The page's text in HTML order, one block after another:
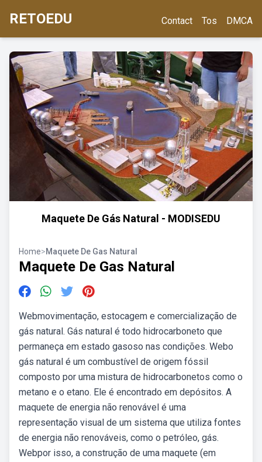
RETOEDU Contact Tos DMCA
Maquete De Gás Natural - MODISEDU
Home>Maquete De Gas Natural
Maquete De Gas Natural
Webmovimentação, estocagem e comercialização de
gás natural. Gás natural é todo hidrocarboneto que
permaneça em estado gasoso nas condições. Webo
gás natural é um combustível de origem fóssil
composto por uma mistura de hidrocarbonetos como o
metano e o etano. Ele é encontrado em depósitos. A
maquete de energia não renovável é uma
representação visual de um sistema que utiliza fontes
de energia não renováveis, como o petróleo, gás.
Webpor isso, a construção de uma maquete (em